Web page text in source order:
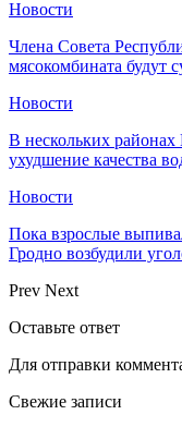
Новости
Члена Совета
мясокомбината будут
Новости
В нескольких
ухудшение качества
Новости
Пока взрослые
Гродно возбудили
Prev Next
Оставьте ответ
Для отправки
Свежие записи